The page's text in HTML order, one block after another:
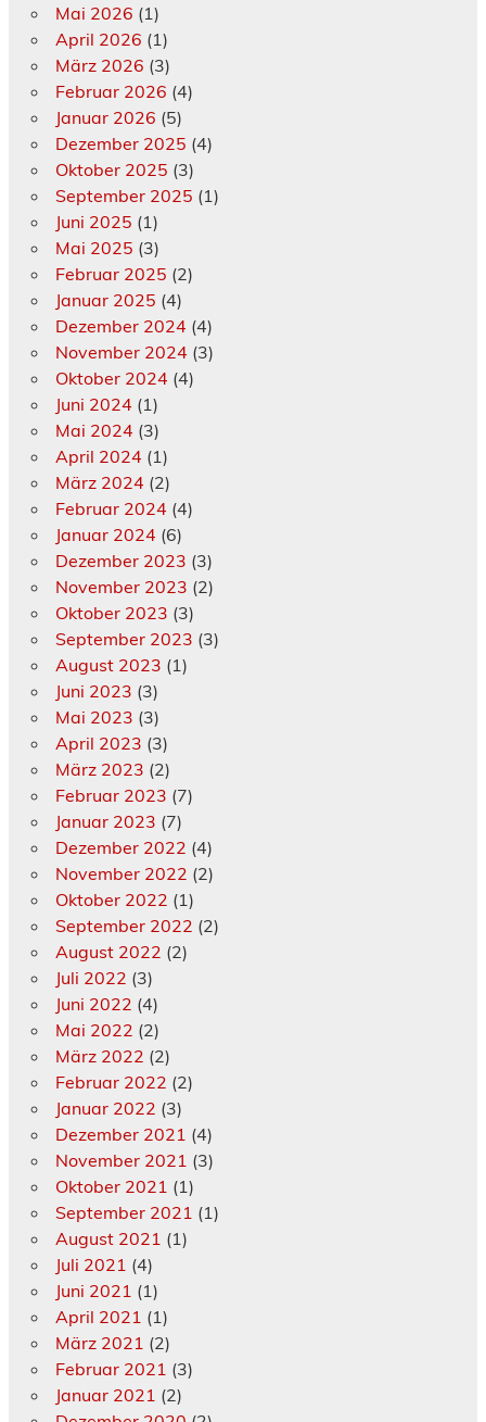
Mai 2026 (1)
April 2026 (1)
März 2026 (3)
Februar 2026 (4)
Januar 2026 (5)
Dezember 2025 (4)
Oktober 2025 (3)
September 2025 (1)
Juni 2025 (1)
Mai 2025 (3)
Februar 2025 (2)
Januar 2025 (4)
Dezember 2024 (4)
November 2024 (3)
Oktober 2024 (4)
Juni 2024 (1)
Mai 2024 (3)
April 2024 (1)
März 2024 (2)
Februar 2024 (4)
Januar 2024 (6)
Dezember 2023 (3)
November 2023 (2)
Oktober 2023 (3)
September 2023 (3)
August 2023 (1)
Juni 2023 (3)
Mai 2023 (3)
April 2023 (3)
März 2023 (2)
Februar 2023 (7)
Januar 2023 (7)
Dezember 2022 (4)
November 2022 (2)
Oktober 2022 (1)
September 2022 (2)
August 2022 (2)
Juli 2022 (3)
Juni 2022 (4)
Mai 2022 (2)
März 2022 (2)
Februar 2022 (2)
Januar 2022 (3)
Dezember 2021 (4)
November 2021 (3)
Oktober 2021 (1)
September 2021 (1)
August 2021 (1)
Juli 2021 (4)
Juni 2021 (1)
April 2021 (1)
März 2021 (2)
Februar 2021 (3)
Januar 2021 (2)